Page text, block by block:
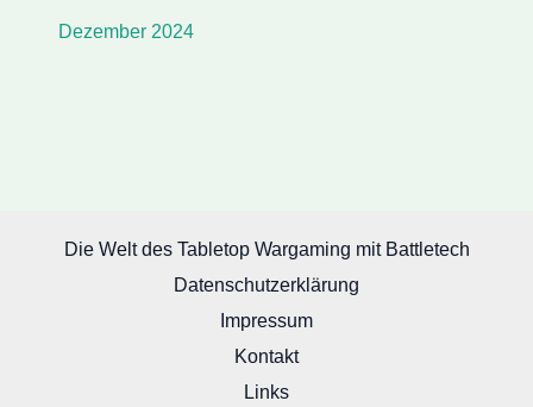
Dezember 2024
Die Welt des Tabletop Wargaming mit Battletech
Datenschutzerklärung
Impressum
Kontakt
Links